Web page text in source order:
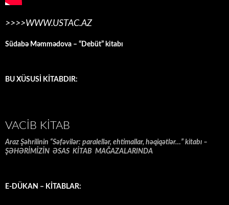
>>>>WWW.USTAC.AZ
Südabə Məmmədova – “Debüt” kitabı
BU XÜSUSİ KİTABDIR:
VACIB KITAB
Araz Şəhrilinin “Səfəvilər: paralellər, ehtimallar, həqiqətlər…” kitabı –
ŞƏHƏRİMİZİN ƏSAS KİTAB MAĞAZALARINDA
E-DÜKAN – KİTABLAR: